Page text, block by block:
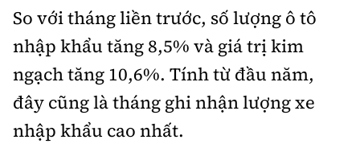
Review xe
Giới thiệu xe
Tư vấn
Ảnh
Ô tô
Xe máy
So với tháng liền trước, số lượng ô tô
nhập khẩu tăng 8,5% và giá trị kim
ngạch tăng 10,6%. Tính từ đầu năm,
đây cũng là tháng ghi nhận lượng xe
nhập khẩu cao nhất.